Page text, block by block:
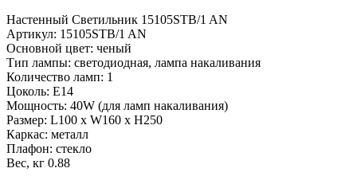
Настенный Светильник 15105STB/1 AN
Артикул: 15105STB/1 AN
Основной цвет: ченый
Тип лампы: светодиодная, лампа накаливания
Количество ламп: 1
Цоколь: E14
Мощность: 40W (для ламп накаливания)
Размер: L100 x W160 x H250
Каркас: металл
Плафон: стекло
Вес, кг 0.88